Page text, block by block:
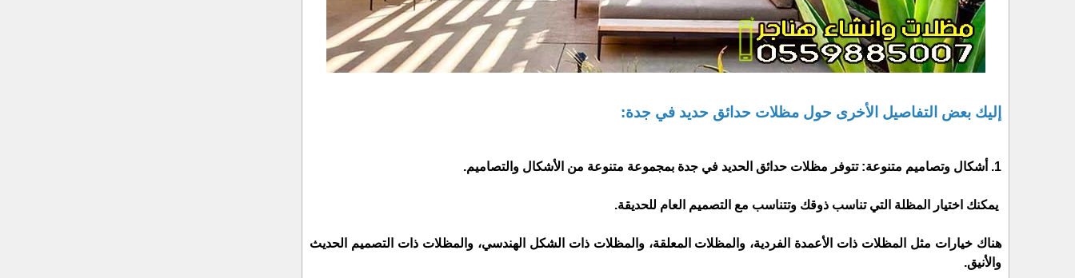
إليك بعض التفاصيل الأخرى حول مظلات حدائق حديد في جدة:
1. أشكال وتصاميم متنوعة: تتوفر مظلات حدائق الحديد في جدة بمجموعة متنوعة من الأشكال والتصاميم.
يمكنك اختيار المظلة التي تناسب ذوقك وتتناسب مع التصميم العام للحديقة.
هناك خيارات مثل المظلات ذات الأعمدة الفردية، والمظلات المعلقة، والمظلات ذات الشكل الهندسي، والمظلات ذات التصميم الحديث
والأنيق.